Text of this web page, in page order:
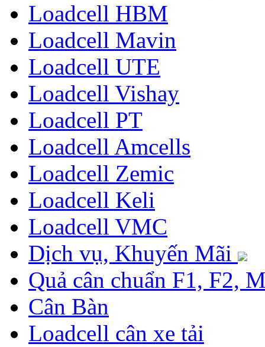
Loadcell HBM
Loadcell Mavin
Loadcell UTE
Loadcell Vishay
Loadcell PT
Loadcell Amcells
Loadcell Zemic
Loadcell Keli
Loadcell VMC
Dịch vụ, Khuyến Mãi
Quả cân chuẩn F1, F2,
Cân Bàn
Loadcell cân xe tải